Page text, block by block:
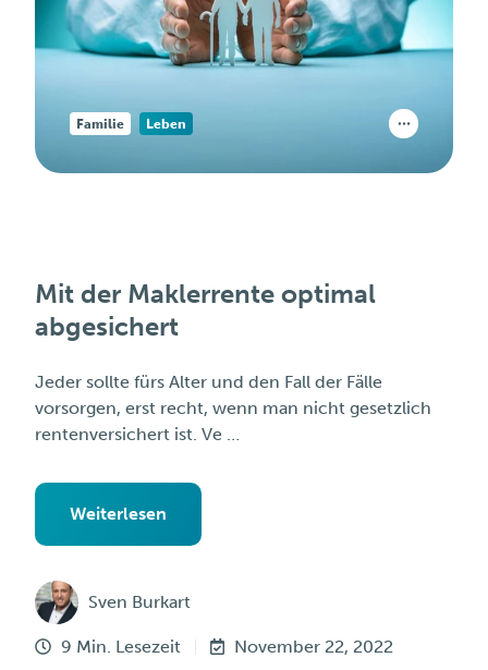
Familie Leben
Mit der Maklerrente optimal
abgesichert
Jeder sollte fürs Alter und den Fall der Fälle
vorsorgen, erst recht, wenn man nicht gesetzlich
rentenversichert ist. Ve …
Weiterlesen
Sven Burkart
9 Min. Lesezeit November 22, 2022